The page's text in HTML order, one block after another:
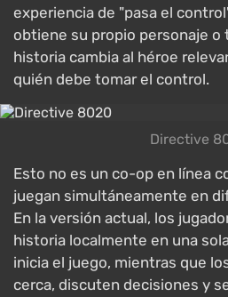
experiencia de "pasa el
obtiene su propio personaje o
historia cambia al héroe
quién debe tomar el control.
Directive
Esto no es un co-op en línea
juegan simultáneamente en
En la versión actual, los
historia localmente en una
inicia el juego, mientras que
cerca, discuten decisiones y